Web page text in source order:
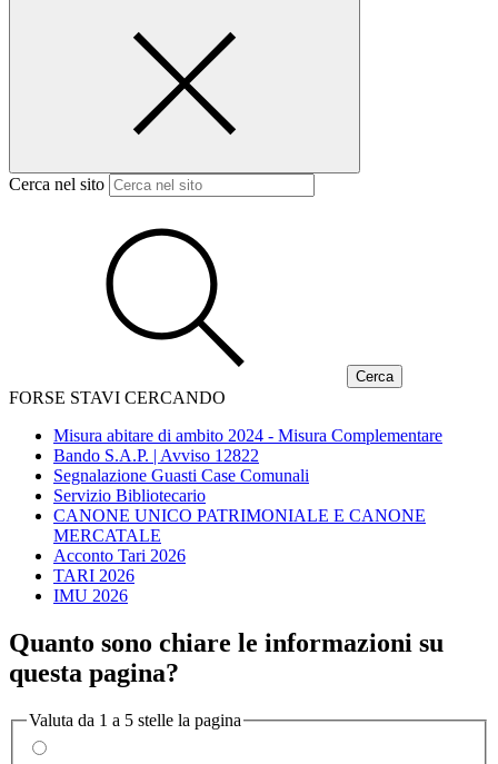
Cerca nel sito
FORSE STAVI CERCANDO
Misura abitare di ambito 2024 - Misura Complementare
Bando S.A.P. | Avviso 12822
Segnalazione Guasti Case Comunali
Servizio Bibliotecario
CANONE UNICO PATRIMONIALE E CANONE
MERCATALE
Acconto Tari 2026
TARI 2026
IMU 2026
Quanto sono chiare le informazioni su
questa pagina?
Valuta da 1 a 5 stelle la pagina